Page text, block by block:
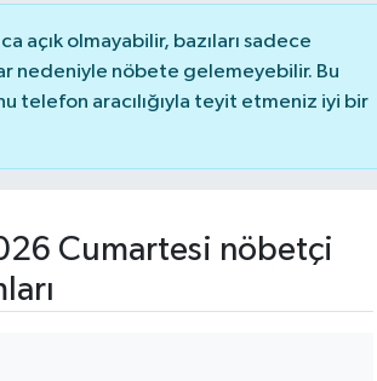
açık olmayabilir, bazıları sadece
nedeniyle nöbete gelemeyebilir. Bu
telefon aracılığıyla teyit etmeniz iyi bir
Cumartesi nöbetçi